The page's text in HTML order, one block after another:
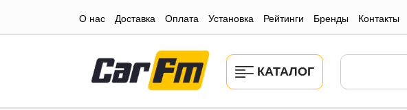
О нас Доставка Оплата Установка Рейтинги Бренды Контакты
КАТАЛОГ